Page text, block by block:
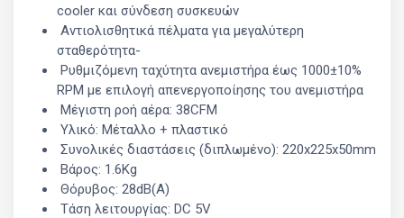
cooler και σύνδεση συσκευών
Αντιολισθητικά πέλματα για μεγαλύτερη
σταθερότητα-
Ρυθμιζόμενη ταχύτητα ανεμιστήρα έως 1000±10%
RPM με επιλογή απενεργοποίησης του ανεμιστήρα
Μέγιστη ροή αέρα: 38CFM
Υλικό: Μέταλλο + πλαστικό
Συνολικές διαστάσεις (διπλωμένο): 220x225x50mm
Βάρος: 1.6Kg
Θόρυβος: 28dB(A)
Τάση λειτουργίας: DC 5V